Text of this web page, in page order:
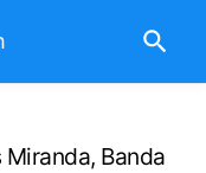
Banda